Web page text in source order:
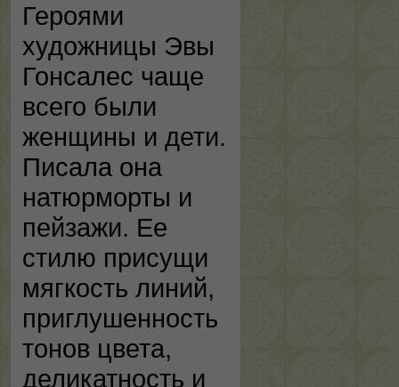
Героями
художницы Эвы
Гонсалес чаще
всего были
женщины и дети.
Писала она
натюрморты и
пейзажи. Ее
стилю присущи
мягкость линий,
приглушенность
тонов цвета,
деликатность и